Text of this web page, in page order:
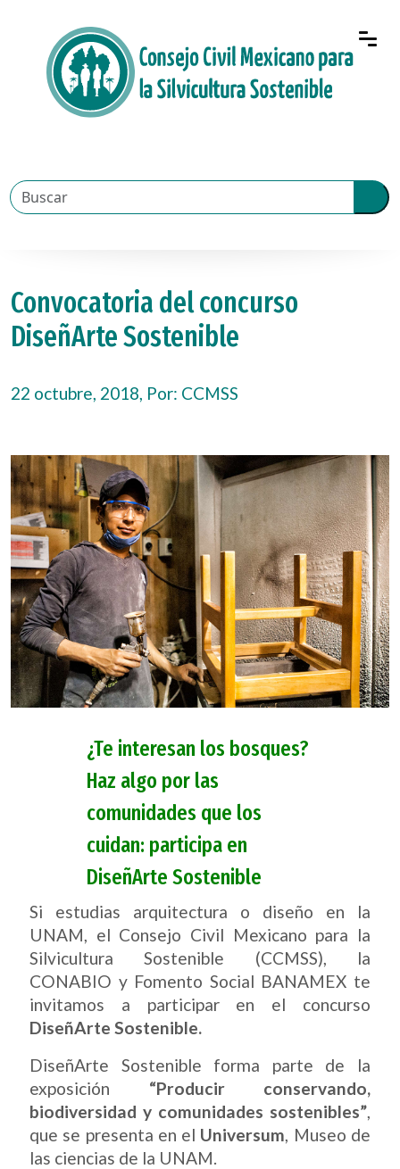
Convocatoria del concurso
DiseñArte Sostenible
22 octubre, 2018, Por: CCMSS
¿Te interesan los bosques?
Haz algo por las
comunidades que los
cuidan: participa en
DiseñArte Sostenible
Si estudias arquitectura o diseño en la
UNAM, el Consejo Civil Mexicano para la
Silvicultura Sostenible (CCMSS), la
CONABIO y Fomento Social BANAMEX te
invitamos a participar en el concurso
DiseñArte Sostenible.
DiseñArte Sostenible forma parte de la
exposición “Producir conservando,
biodiversidad y comunidades sostenibles”,
que se presenta en el Universum, Museo de
las ciencias de la UNAM.